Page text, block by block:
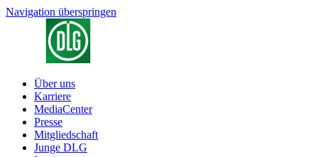
Navigation überspringen
Über uns
Karriere
MediaCenter
Presse
Mitgliedschaft
Junge DLG